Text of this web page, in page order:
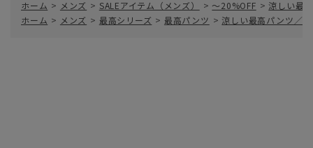
ホーム > メンズ > SALEアイテム（メンズ） > ～20%OFF > 涼しい最
ホーム > メンズ > 最高シリーズ > 最高パンツ > 涼しい最高パンツ／